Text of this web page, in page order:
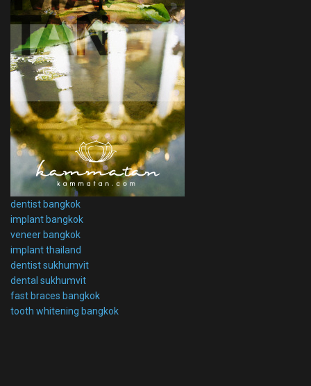
dentist bangkok
implant bangkok
veneer bangkok
implant thailand
dentist sukhumvit
dental sukhumvit
fast braces bangkok
tooth whitening bangkok